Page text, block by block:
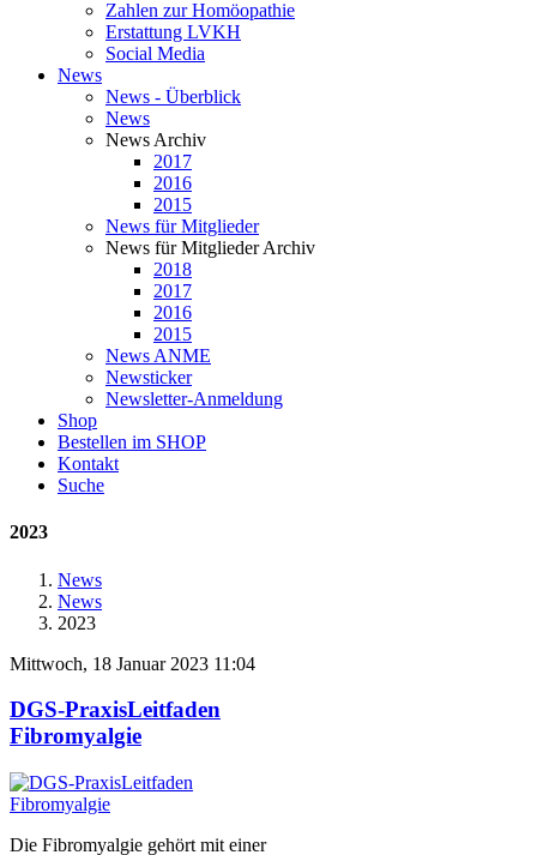
Zahlen zur Homöopathie
Erstattung LVKH
Social Media
News
News - Überblick
News
News Archiv
2017
2016
2015
News für Mitglieder
News für Mitglieder Archiv
2018
2017
2016
2015
News ANME
Newsticker
Newsletter-Anmeldung
Shop
Bestellen im SHOP
Kontakt
Suche
2023
News
News
2023
Mittwoch, 18 Januar 2023 11:04
DGS-PraxisLeitfaden
Fibromyalgie
Die Fibromyalgie gehört mit einer